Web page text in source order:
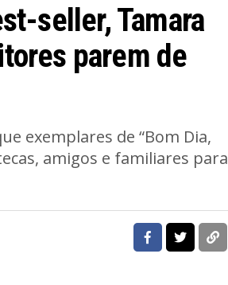
seller, Tamara
parem de
exemplares de “Bom Dia,
amigos e familiares para